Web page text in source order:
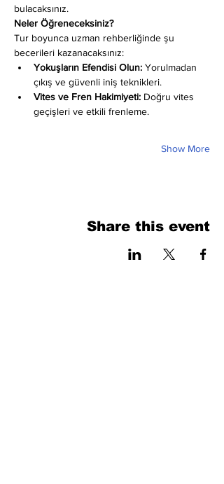
bulacaksınız.
Neler Öğreneceksiniz?
Tur boyunca uzman rehberliğinde şu
becerileri kazanacaksınız:
Yokuşların Efendisi Olun: Yorulmadan
çıkış ve güvenli iniş teknikleri.
Vites ve Fren Hakimiyeti: Doğru vites
geçişleri ve etkili frenleme.
Show More
Share this event